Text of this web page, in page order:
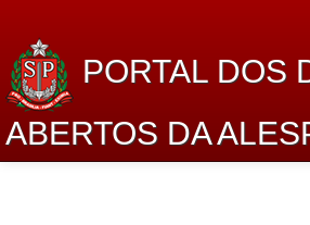
PORTAL DOS
ABERTOS DA